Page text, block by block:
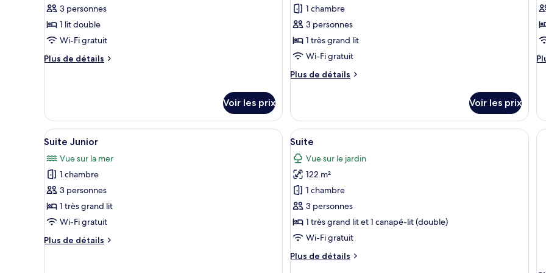
type
de
chambre :
Chambre
3 personnes
1 lit double
Wi-Fi gratuit
Plus de détails
Plus
type
de
chambre
Chambre
Standard
Voir les prix
type
de
chambre :
Chambre
Standard
1 chambre
3 personnes
1 très grand lit
Wi-Fi gratuit
Plus de détails
Plus
le
type
de
chambre
Chambre
Standard
Voir les prix
de
Afficher
toutes
les
photos
pour
ce
type
chambre :
Un espace piscine doté de chaises longues, d’un bar et d’une structure recouverte d’un toit de chaume.
3
Suite Junior
Vue sur la mer
1 chambre
3 personnes
1 très grand lit
Wi-Fi gratuit
Plus de détails
Plus
Afficher
toutes
les
photos
pour
ce
type
de
chambre :
Suite
Suite | Articles gratuits dans le mini-
8
Suite
Vue sur le jardin
122 m²
1 chambre
3 personnes
1 très grand lit et 1 canapé-lit (double)
Wi-Fi gratuit
Plus de détails
Plus